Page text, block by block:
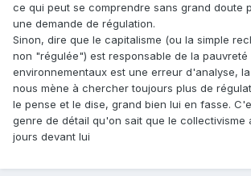
ce qui peut se comprendre sans grand doute
une demande de régulation.
Sinon, dire que le capitalisme (ou la simple
non "régulée") est responsable de la pauvreté
environnementaux est une erreur d'analyse,
nous mène à chercher toujours plus de
le pense et le dise, grand bien lui en fasse.
genre de détail qu'on sait que le collectivisme
jours devant lui